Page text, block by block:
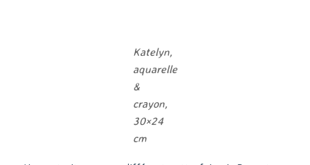
Katelyn,
aquarelle
&
crayon,
30×24
cm